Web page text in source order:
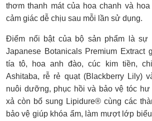
thơm thanh mát của hoa chanh và
cảm giác dễ chịu sau mỗi lần sử dụng.
Điểm nổi bật của bộ sản phẩm là sự
Japanese Botanicals Premium Extract
tía tô, hoa anh đào, cúc kim tiền,
Ashitaba, rễ rẻ quạt (Blackberry Lily)
nuôi dưỡng, phục hồi và bảo vệ tóc hư
xả còn bổ sung Lipidure® cùng các
bảo vệ giúp khóa ẩm, làm mượt lớp